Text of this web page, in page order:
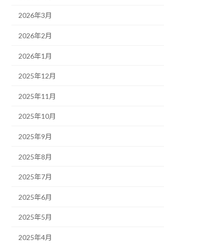
2026年3月
2026年2月
2026年1月
2025年12月
2025年11月
2025年10月
2025年9月
2025年8月
2025年7月
2025年6月
2025年5月
2025年4月